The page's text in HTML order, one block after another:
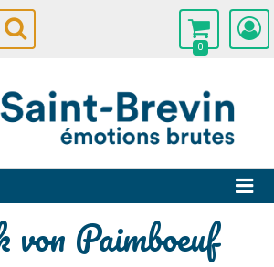
0
Paimboeuf